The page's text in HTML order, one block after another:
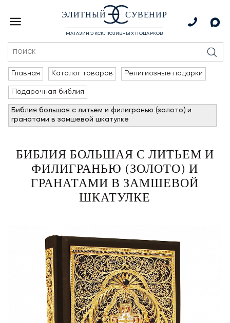
ЭЛИТНЫЙ СУВЕНИР
МАГАЗИН ЭКСКЛЮЗИВНЫХ ПОДАРКОВ
Главная Каталог товаров Религиозные подарки
Подарочная библия
Библия большая с литьем и филигранью (золото) и
гранатами в замшевой шкатулке
БИБЛИЯ БОЛЬШАЯ С ЛИТЬЕМ И
ФИЛИГРАНЬЮ (ЗОЛОТО) И
ГРАНАТАМИ В ЗАМШЕВОЙ
ШКАТУЛКЕ